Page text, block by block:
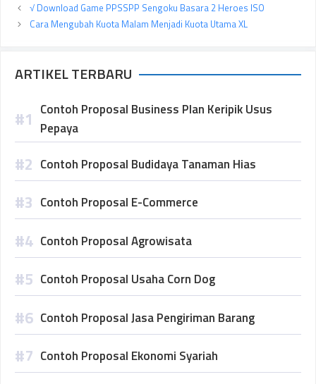
√ Download Game PPSSPP Sengoku Basara 2 Heroes ISO
Cara Mengubah Kuota Malam Menjadi Kuota Utama XL
ARTIKEL TERBARU
Contoh Proposal Business Plan Keripik Usus
Pepaya
Contoh Proposal Budidaya Tanaman Hias
Contoh Proposal E-Commerce
Contoh Proposal Agrowisata
Contoh Proposal Usaha Corn Dog
Contoh Proposal Jasa Pengiriman Barang
Contoh Proposal Ekonomi Syariah